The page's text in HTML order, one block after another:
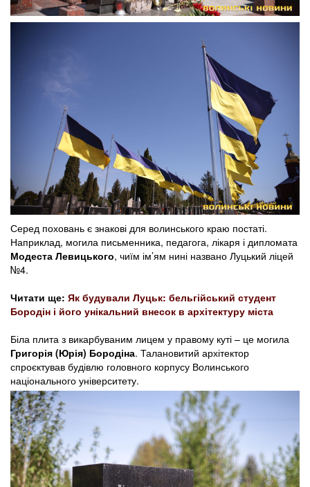
Серед поховань є знакові для волинського краю постаті.
Наприклад, могила письменника, педагога, лікаря і дипломата
Модеста Левицького, чиїм ім’ям нині названо Луцький ліцей
№4.
Читати ще: Як будували Луцьк: бельгійський студент
Бородін і його унікальний внесок в архітектуру міста
Біла плита з викарбуваним лицем у правому куті – це могила
Григорія (Юрія) Бородіна. Талановитий архітектор
спроєктував будівлю головного корпусу Волинського
національного університету.